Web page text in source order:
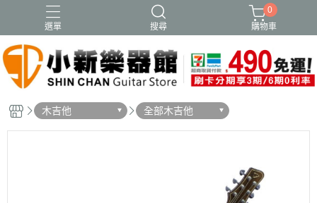
選單 搜尋
0
購物車
木吉他 全部木吉他